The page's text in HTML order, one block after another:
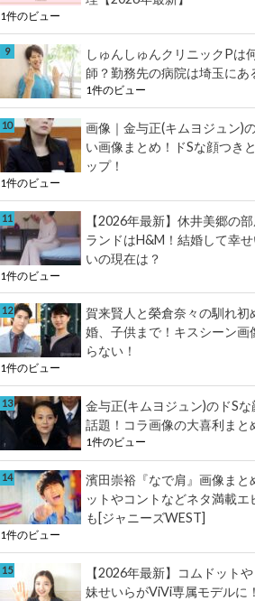
1件のビュー
しゅんしゅんクリニックPは
師？勤務先の病院は埼玉にあ
1件のビュー
画像｜金与正(キムヨジュン)
い画像まとめ！ドSな顔つき
ップ！
1件のビュー
【2026年最新】休井美郷の
ランドはH&M！結婚して幸
いの現在は？
1件のビュー
賀来賢人と榮倉奈々の馴れ初
婚、子供まで！キスシーン画
らない！
1件のビュー
金与正(キムヨジュン)のドS
話題！コラ画像の大喜利まと
1件のビュー
濱田崇裕『なで肩』画像まと
ットやコントなどネタ満載エ
も[ジャニーズWEST]
1件のビュー
【2026年最新】コムドット
妹せいらがViVi専属モデルに